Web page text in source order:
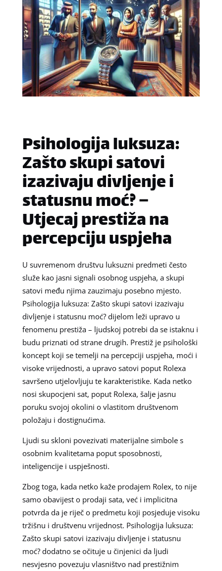
Psihologija luksuza:
Zašto skupi satovi
izazivaju divljenje i
statusnu moć? –
Utjecaj prestiža na
percepciju uspjeha
U suvremenom društvu luksuzni predmeti često
služe kao jasni signali osobnog uspjeha, a skupi
satovi među njima zauzimaju posebno mjesto.
Psihologija luksuza: Zašto skupi satovi izazivaju
divljenje i statusnu moć? dijelom leži upravo u
fenomenu prestiža – ljudskoj potrebi da se istaknu i
budu priznati od strane drugih. Prestiž je psihološki
koncept koji se temelji na percepciji uspjeha, moći i
visoke vrijednosti, a upravo satovi poput Rolexa
savršeno utjelovljuju te karakteristike. Kada netko
nosi skupocjeni sat, poput Rolexa, šalje jasnu
poruku svojoj okolini o vlastitom društvenom
položaju i dostignućima.
Ljudi su skloni povezivati materijalne simbole s
osobnim kvalitetama poput sposobnosti,
inteligencije i uspješnosti.
Zbog toga, kada netko kaže prodajem Rolex, to nije
samo obavijest o prodaji sata, već i implicitna
potvrda da je riječ o predmetu koji posjeduje visoku
tržišnu i društvenu vrijednost. Psihologija luksuza:
Zašto skupi satovi izazivaju divljenje i statusnu
moć? dodatno se očituje u činjenici da ljudi
nesvjesno povezuju vlasništvo nad prestižnim